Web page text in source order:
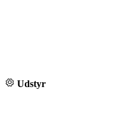
Udstyr